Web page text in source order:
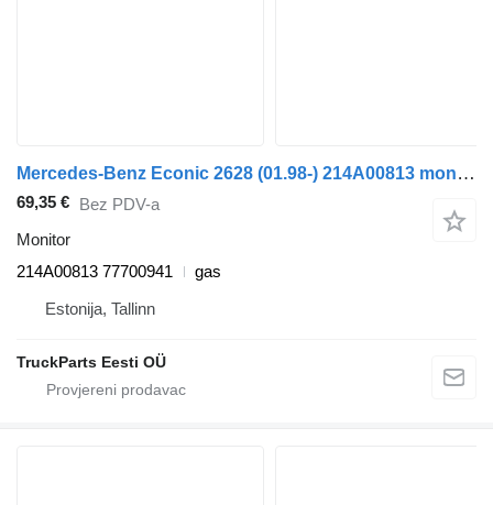
Mercedes-Benz Econic 2628 (01.98-) 214A00813 monitor za Mercedes-Benz Econic (1998-2014) tegljača
69,35 € Bez PDV-a
Monitor
214A00813 77700941
gas
Estonija, Tallinn
TruckParts Eesti OÜ